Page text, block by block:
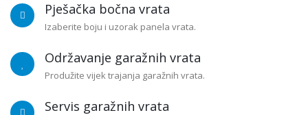
Pješačka bočna vrata
Izaberite boju i uzorak panela vrata.
Održavanje garažnih vrata
Produžite vijek trajanja garažnih vrata.
Servis garažnih vrata